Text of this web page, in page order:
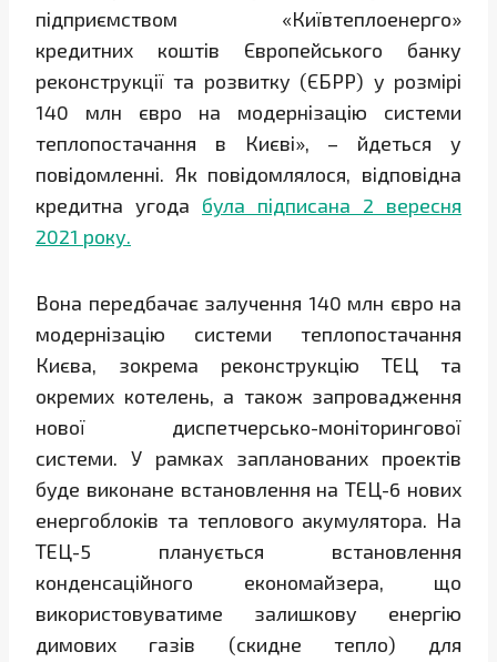
підприємством «Київтеплоенерго»
кредитних коштів Європейського банку
реконструкції та розвитку (ЄБРР) у розмірі
140 млн євро на модернізацію системи
теплопостачання в Києві», – йдеться у
повідомленні. Як повідомлялося, відповідна
кредитна угода була підписана 2 вересня
2021 року.
Вона передбачає залучення 140 млн євро на
модернізацію системи теплопостачання
Києва, зокрема реконструкцію ТЕЦ та
окремих котелень, а також запровадження
нової диспетчерсько-моніторингової
системи. У рамках запланованих проектів
буде виконане встановлення на ТЕЦ-6 нових
енергоблоків та теплового акумулятора. На
ТЕЦ-5 планується встановлення
конденсаційного економайзера, що
використовуватиме залишкову енергію
димових газів (скидне тепло) для